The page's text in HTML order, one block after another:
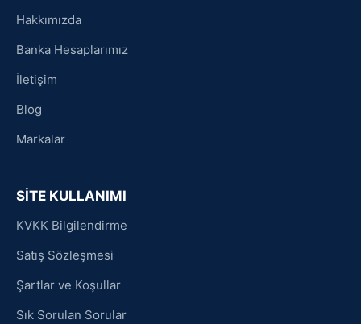
Hakkımızda
Banka Hesaplarımız
İletişim
Blog
Markalar
SİTE KULLANIMI
KVKK Bilgilendirme
Satış Sözleşmesi
Şartlar ve Koşullar
Sık Sorulan Sorular